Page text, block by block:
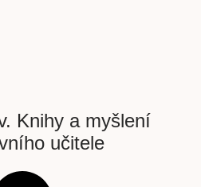
Knihy a myšlení
učitele